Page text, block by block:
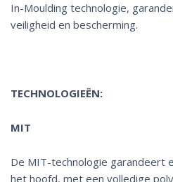
In-Moulding technologie,
veiligheid en bescherming.
TECHNOLOGIEËN:
MIT
De MIT-technologie garandeert
het hoofd, met een volledige